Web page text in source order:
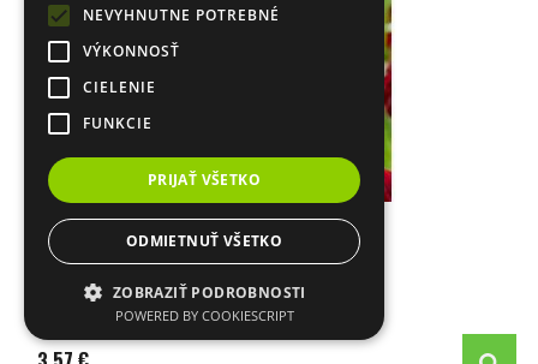
Dahlia - Soulman
vypredané
NEVYHNUTNE POTREBNÉ
VÝKONNOSŤ
CIELENIE
FUNKCIE
PRIJAŤ VŠETKO
ODMIETNUŤ VŠETKO
ZOBRAZIŤ PODROBNOSTI
POWERED BY COOKIESCRIPT